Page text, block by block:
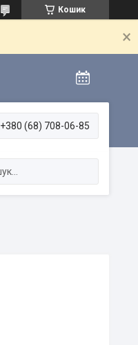
Кошик
+380 (68) 708-06-85